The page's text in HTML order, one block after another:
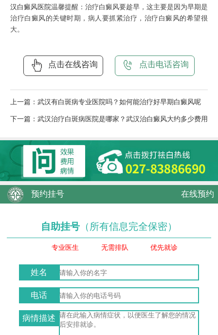
汉白癜风医院温馨提醒：治疗白癜风要趁早，这主要是因为早期是
治疗白癜风的关键时期，病人要抓紧治疗，治疗白癜风的希望很
大。
点击在线咨询 点击电话咨询
上一篇： 武汉有白斑病专业医院吗？如何能治疗好早期白癜风呢
下一篇： 武汉治疗白斑病医院是哪家？武汉治白癜风大约多少费用
预约挂号 在线预约
自助挂号 （所有信息完全保密）
专业医生 无需排队 优先就诊
姓名
电话
病情描述